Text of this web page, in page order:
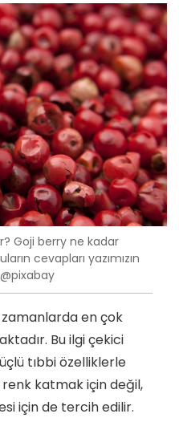
Goji berry ne kadar
cevapları yazımızın
en çok
Bu ilgi çekici
tıbbi özelliklerle
katmak için değil,
için de tercih edilir.